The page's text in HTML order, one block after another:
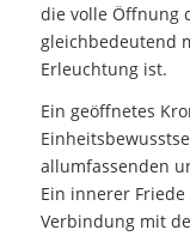
die volle Öffnung
gleichbedeutend
Erleuchtung ist.
Ein geöffnetes
allumfassenden
Ein innerer
Verbindung mit